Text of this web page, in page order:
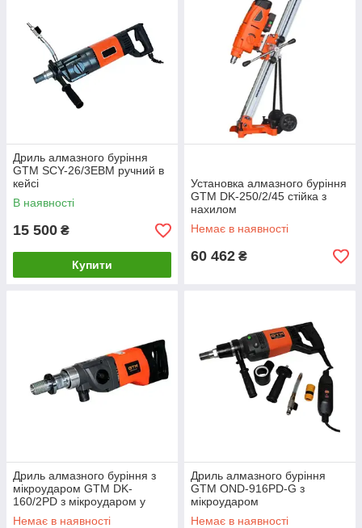
Дриль алмазного буріння
GTM SCY-26/3EBM ручний в
кейсі
В наявності
15 500 ₴
Купити
Установка алмазного буріння
GTM DK-250/2/45 стійка з
нахилом
Немає в наявності
60 462 ₴
Дриль алмазного буріння з
мікроударом GTM DK-
160/2PD з мікроударом у
кейсі
Немає в наявності
Дриль алмазного буріння
GTM OND-916PD-G з
мікроударом
Немає в наявності